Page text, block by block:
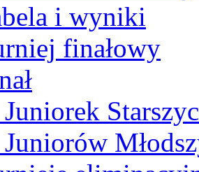
i wyniki
finałowy